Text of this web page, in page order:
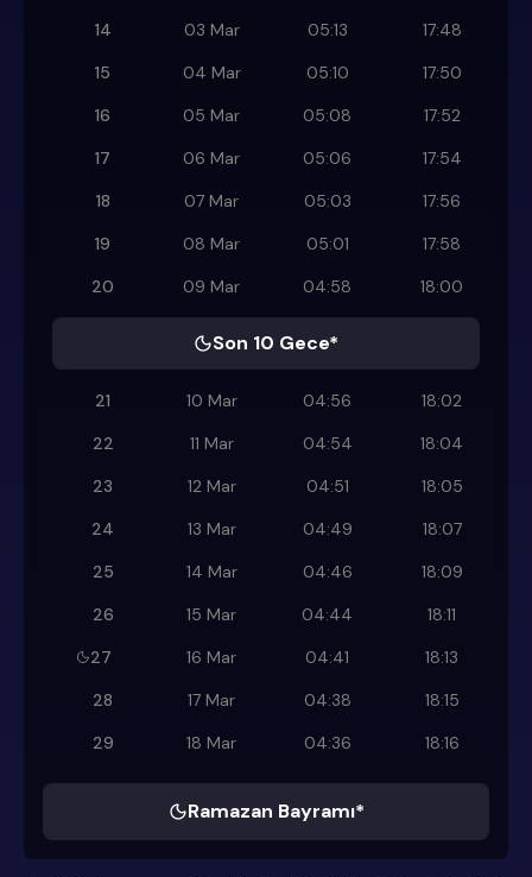
14
03 Mar 05:13
17:48
15
04 Mar 05:10
17:50
16
05 Mar 05:08
17:52
17
06 Mar 05:06
17:54
18
07 Mar 05:03
17:56
19
08 Mar 05:01
17:58
20
09 Mar 04:58 18:00
Son 10 Gece*
21 10 Mar 04:56
18:02
22
11 Mar 04:54
18:04
23
12 Mar 04:51
18:05
24
13 Mar 04:49
18:07
25
14 Mar 04:46
18:09
26
15 Mar 04:44
18:11
27
16 Mar 04:41
18:13
28
17 Mar 04:38
18:15
29
18 Mar 04:36 18:16
Ramazan Bayramı*